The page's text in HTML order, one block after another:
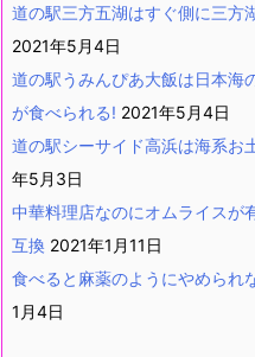
道の駅三方五湖はすぐ側に三方
2021年5月4日
道の駅うみんぴあ大飯は日本海
が食べられる! 2021年5月4日
道の駅シーサイド高浜は海系お
年5月3日
中華料理店なのにオムライスが
互換 2021年1月11日
食べると麻薬のようにやめられ
1月4日